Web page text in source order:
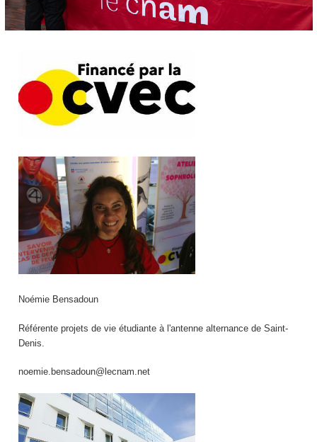
Noémie Bensadoun
Référente projets de vie étudiante à l'antenne alternance de Saint-
Denis.
noemie.bensadoun@lecnam.net